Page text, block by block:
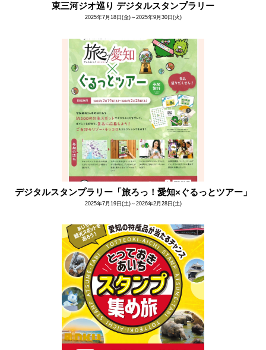
東三河ジオ巡り デジタルスタンプラリー
2025年7月18日(金)～2025年9月30日(火)
デジタルスタンプラリー「旅ろっ！愛知×ぐるっとツアー」
2025年7月19日(土)～2026年2月28日(土)